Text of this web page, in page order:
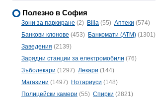
Полезно в София
Зони за паркиране (2) Billa (55) Аптеки (574)
Банкови клонове (453) Банкомати (ATM) (1301)
Заведения (2139)
Зарядни станции за електромобили (76)
Зъболекари (1297) Лекари (144)
Магазини (1497) Нотариуси (148)
Полицейски камери (55) Спирки (2821)